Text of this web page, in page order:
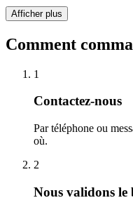
Afficher plus
Comment
1
Contactez-nous
Par téléphone ou
où.
2
Nous validons le